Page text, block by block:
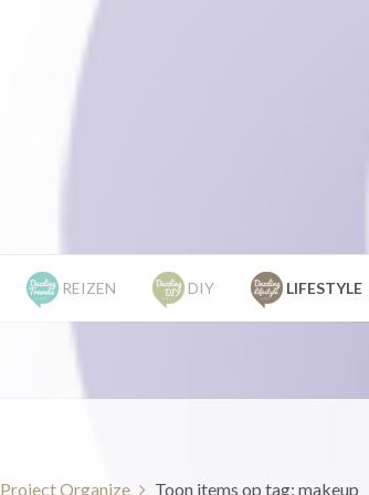
REIZEN DIY LIFESTYLE
Project Organize Toon items op tag: makeup